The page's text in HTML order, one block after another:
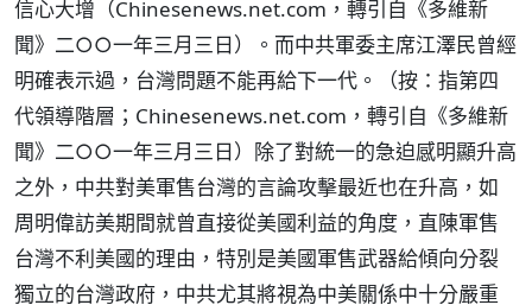
信心大增（Chinesenews.net.com，轉引自《多維新
聞》二○○一年三月三日）。而中共軍委主席江澤民曾經
明確表示過，台灣問題不能再給下一代。（按：指第四
代領導階層；Chinesenews.net.com，轉引自《多維新
聞》二○○一年三月三日）除了對統一的急迫感明顯升高
之外，中共對美軍售台灣的言論攻擊最近也在升高，如
周明偉訪美期間就曾直接從美國利益的角度，直陳軍售
台灣不利美國的理由，特別是美國軍售武器給傾向分裂
獨立的台灣政府，中共尤其將視為中美關係中十分嚴重